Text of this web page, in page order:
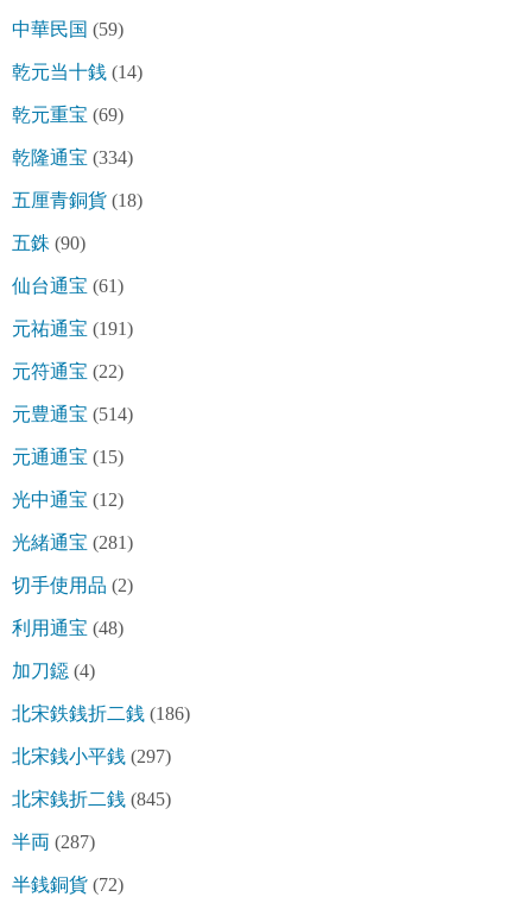
中華民国 (59)
乾元当十銭 (14)
乾元重宝 (69)
乾隆通宝 (334)
五厘青銅貨 (18)
五銖 (90)
仙台通宝 (61)
元祐通宝 (191)
元符通宝 (22)
元豊通宝 (514)
元通通宝 (15)
光中通宝 (12)
光緒通宝 (281)
切手使用品 (2)
利用通宝 (48)
加刀鐚 (4)
北宋鉄銭折二銭 (186)
北宋銭小平銭 (297)
北宋銭折二銭 (845)
半両 (287)
半銭銅貨 (72)